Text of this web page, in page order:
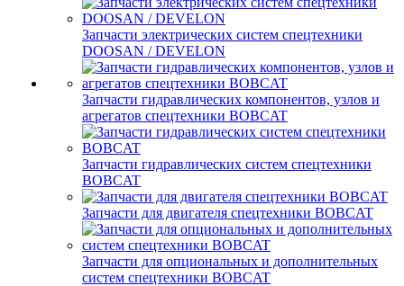
Запчасти электрических систем спецтехники
DOOSAN / DEVELON
Запчасти гидравлических компонентов, узлов и
агрегатов спецтехники BOBCAT
Запчасти гидравлических систем спецтехники
BOBCAT
Запчасти для двигателя спецтехники BOBCAT
Запчасти для опциональных и дополнительных
систем спецтехники BOBCAT